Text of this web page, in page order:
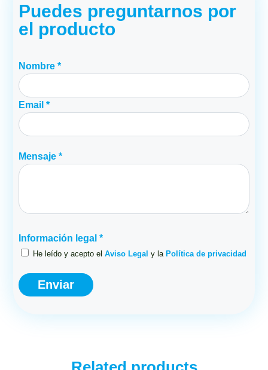
Puedes preguntarnos por
el producto
Nombre *
Email *
Mensaje *
Información legal *
He leído y acepto elAviso Legal y laPolítica de privacidad